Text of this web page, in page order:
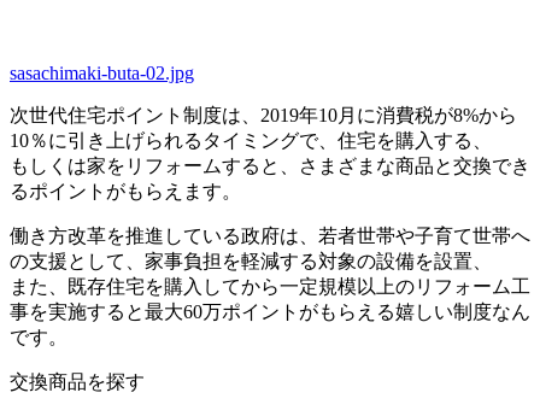
sasachimaki-buta-02.jpg
次世代住宅ポイント制度は、2019年10月に消費税が8%から
10％に引き上げられるタイミングで、住宅を購入する、
もしくは家をリフォームすると、さまざまな商品と交換でき
るポイントがもらえます。
働き方改革を推進している政府は、若者世帯や子育て世帯へ
の支援として、家事負担を軽減する対象の設備を設置、
また、既存住宅を購入してから一定規模以上のリフォーム工
事を実施すると最大60万ポイントがもらえる嬉しい制度なん
です。
交換商品を探す